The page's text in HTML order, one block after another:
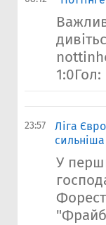
23:57
Ліга
У